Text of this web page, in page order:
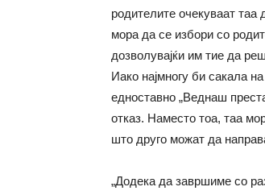
родителите очекуваат таа
мора да се избори со
дозволувајќи им тие да
Иако најмногу би сакала
едноставно „Веднаш
отказ. Наместо тоа, таа
што друго можат да
„Додека да завршиме со